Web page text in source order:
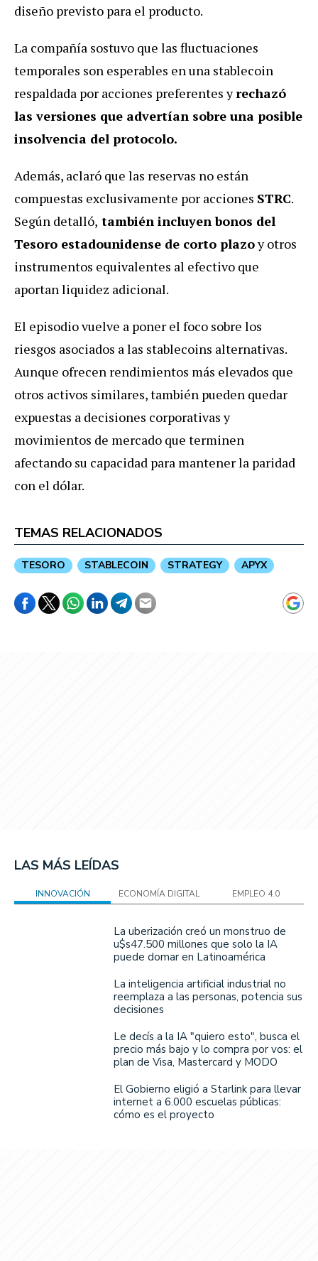
diseño previsto para el producto.
La compañía sostuvo que las fluctuaciones
temporales son esperables en una stablecoin
respaldada por acciones preferentes yrechazó
las versiones que advertían sobre una posible
insolvencia del protocolo.
Además, aclaró que las reservas no están
compuestas exclusivamente por acciones STRC.
Según detalló, también incluyen bonos del
Tesoro estadounidense de corto plazoy otros
instrumentos equivalentes al efectivo que
aportan liquidez adicional.
El episodio vuelve a poner el foco sobre los
riesgos asociados a las stablecoins alternativas.
Aunque ofrecen rendimientos más elevados que
otros activos similares, también pueden quedar
expuestas a decisiones corporativas y
movimientos de mercado que terminen
afectando su capacidad para mantener la paridad
con el dólar.
TEMAS RELACIONADOS
TESORO STABLECOIN STRATEGY APYX
LAS MÁS LEÍDAS
INNOVACIÓN ECONOMÍA DIGITAL EMPLEO 4.0
La uberización creó un monstruo de
u$s47.500 millones que solo la IA
puede domar en Latinoamérica
La inteligencia artificial industrial no
reemplaza a las personas, potencia sus
decisiones
Le decís a la IA "quiero esto", busca el
precio más bajo y lo compra por vos: el
plan de Visa, Mastercard y MODO
El Gobierno eligió a Starlink para llevar
internet a 6.000 escuelas públicas:
cómo es el proyecto